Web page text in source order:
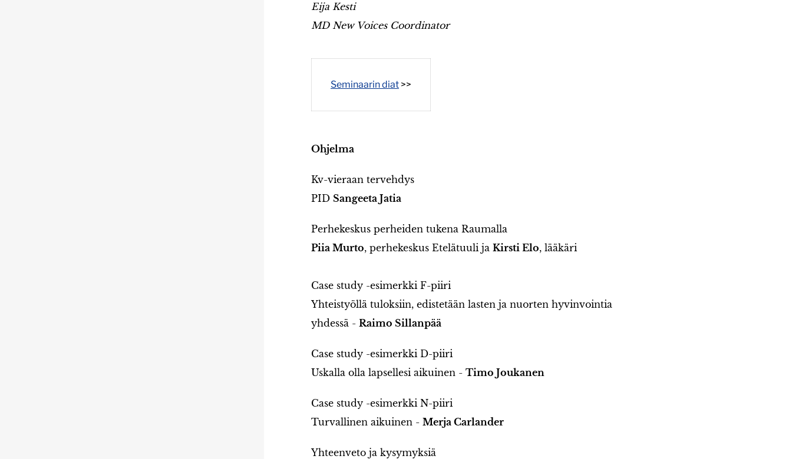
Eija Kesti
MD New Voices Coordinator
Seminaarin diat >>
Ohjelma
Kv-vieraan tervehdys
PID Sangeeta Jatia
Perhekeskus perheiden tukena Raumalla
Piia Murto, perhekeskus Etelätuuli ja Kirsti Elo, lääkäri
Case study -esimerkki F-piiri
Yhteistyöllä tuloksiin, edistetään lasten ja nuorten hyvinvointia
yhdessä - Raimo Sillanpää
Case study -esimerkki D-piiri
Uskalla olla lapsellesi aikuinen - Timo Joukanen
Case study -esimerkki N-piiri
Turvallinen aikuinen - Merja Carlander
Yhteenveto ja kysymyksiä